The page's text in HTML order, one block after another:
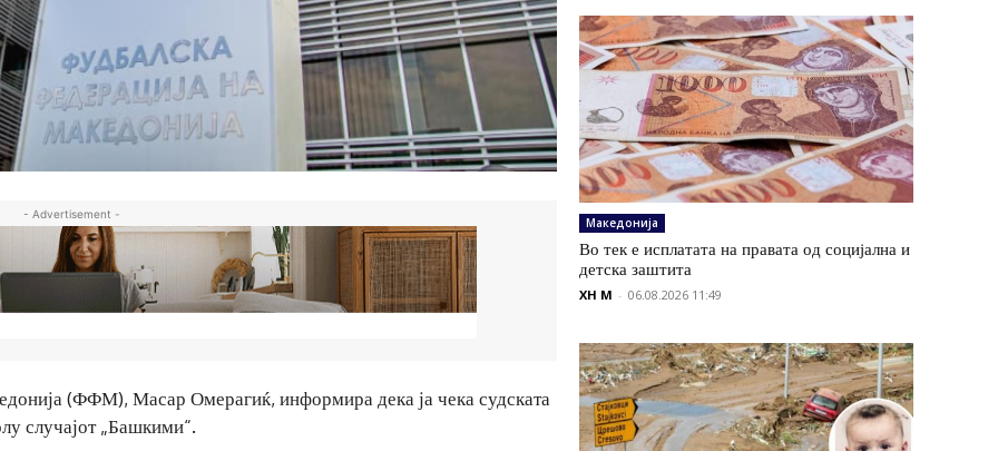
- Advertisement -
(ФФМ), Масар Омерагиќ, информира дека ја чека судската
случајот „Башкими“.
Македонија
Во тек е исплатата на правата од социјална и
детска заштита
XH M - 06.08.2026 11:49